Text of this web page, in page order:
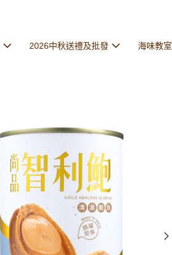
2026中秋送禮及批發 海味教室